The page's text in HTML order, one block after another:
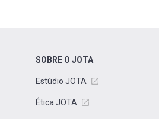
SOBRE O JOTA
Estúdio JOTA
Ética JOTA